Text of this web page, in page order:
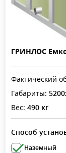
ГРИНЛОС
Фактический
Габариты:
Вес: 490 кг
Способ
Наземный